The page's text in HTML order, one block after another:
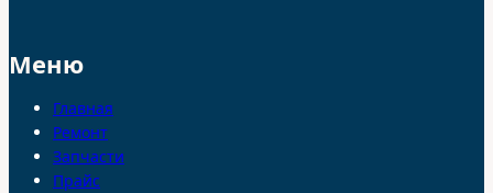
Меню
Главная
Ремонт
Запчасти
Прайс